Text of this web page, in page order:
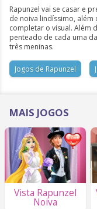
Rapunzel vai se casar e
de noiva lindíssimo, além
completar o visual. Além
penteado de cada uma
três meninas.
Jogos de Rapunzel
MAIS JOGOS
Vista Rapunzel
Noiva